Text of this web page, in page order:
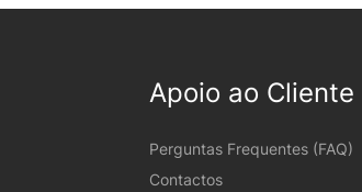
Apoio ao Cliente
Perguntas Frequentes (FAQ)
Contactos